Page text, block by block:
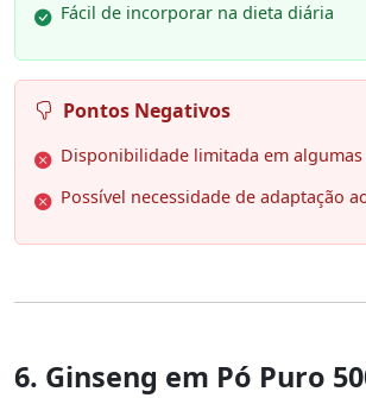
Fácil de incorporar na dieta diária
Pontos Negativos
Disponibilidade limitada em
Possível necessidade de adaptação
6. Ginseng em Pó Puro